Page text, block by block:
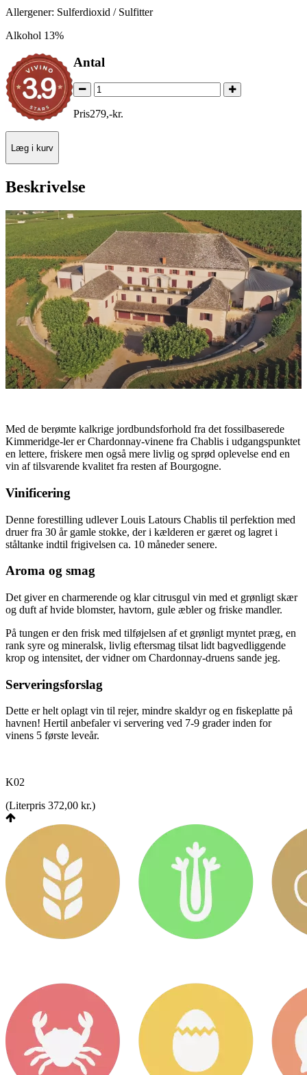
Allergener: Sulferdioxid / Sulfitter
Alkohol 13%
Antal
Pris279,-kr.
Læg i kurv
Beskrivelse
Med de berømte kalkrige jordbundsforhold fra det fossilbaserede
Kimmeridge-ler er Chardonnay-vinene fra Chablis i udgangspunktet
en lettere, friskere men også mere livlig og sprød oplevelse end en
vin af tilsvarende kvalitet fra resten af Bourgogne.
Vinificering
Denne forestilling udlever Louis Latours Chablis til perfektion med
druer fra 30 år gamle stokke, der i kælderen er gæret og lagret i
ståltanke indtil frigivelsen ca. 10 måneder senere.
Aroma og smag
Det giver en charmerende og klar citrusgul vin med et grønligt skær
og duft af hvide blomster, havtorn, gule æbler og friske mandler.
På tungen er den frisk med tilføjelsen af et grønligt myntet præg, en
rank syre og mineralsk, livlig eftersmag tilsat lidt bagvedliggende
krop og intensitet, der vidner om Chardonnay-druens sande jeg.
Serveringsforslag
Dette er helt oplagt vin til rejer, mindre skaldyr og en fiskeplatte på
havnen! Hertil anbefaler vi servering ved 7-9 grader inden for
vinens 5 første leveår.
K02
(Literpris 372,00 kr.)